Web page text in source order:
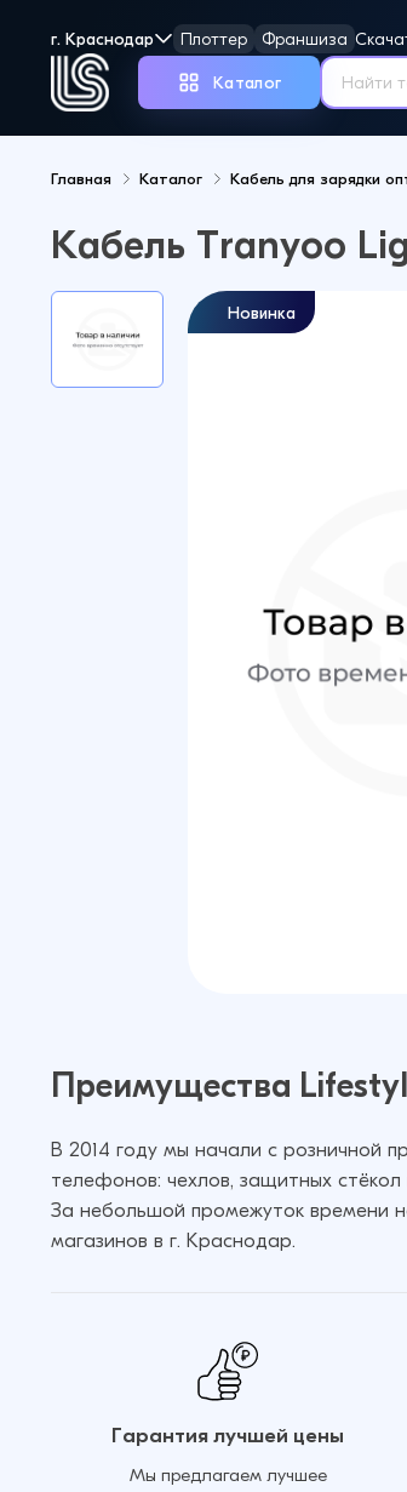
г. Краснодар Франшиза
Плоттер
Каталог
Главная Каталог Кабель для зарядки
Кабель Tranyoo
Новинка
Преимущества
В 2014 году мы начали с розничной
телефонов: чехлов, защитных
За небольшой промежуток времени
магазинов в г. Краснодар.
Гарантия лучшей цены
Мы предлагаем лучшее